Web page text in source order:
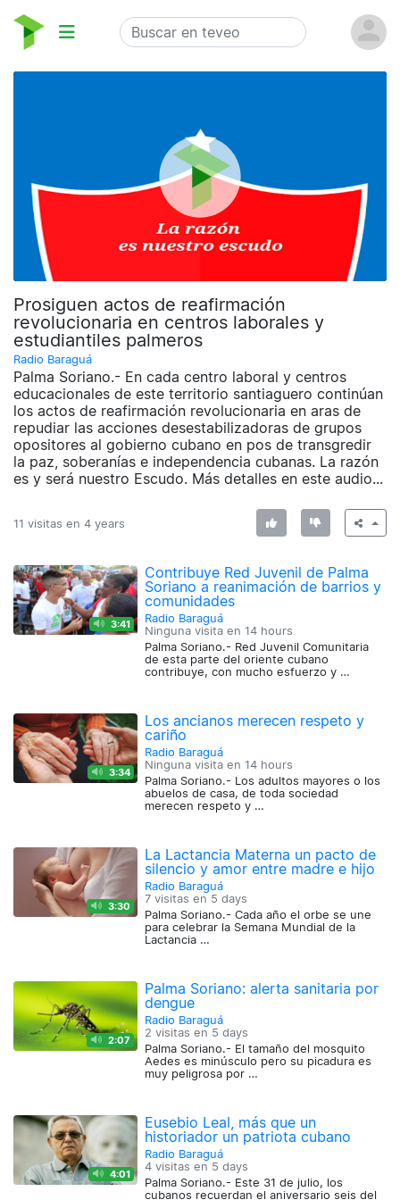
Prosiguen actos de reafirmación
revolucionaria en centros laborales y
estudiantiles palmeros
Radio Baraguá
Palma Soriano.- En cada centro laboral y centros
educacionales de este territorio santiaguero continúan
los actos de reafirmación revolucionaria en aras de
repudiar las acciones desestabilizadoras de grupos
opositores al gobierno cubano en pos de transgredir
la paz, soberanías e independencia cubanas. La razón
es y será nuestro Escudo. Más detalles en este audio...
11 visitas en 4 years
3:41
Contribuye Red Juvenil de Palma
Soriano a reanimación de barrios y
comunidades
Radio Baraguá
Ninguna visita en 14 hours
Palma Soriano.- Red Juvenil Comunitaria
de esta parte del oriente cubano
contribuye, con mucho esfuerzo y …
3:34
Los ancianos merecen respeto y
cariño
Radio Baraguá
Ninguna visita en 14 hours
Palma Soriano.- Los adultos mayores o los
abuelos de casa, de toda sociedad
merecen respeto y …
3:30
La Lactancia Materna un pacto de
silencio y amor entre madre e hijo
Radio Baraguá
7 visitas en 5 days
Palma Soriano.- Cada año el orbe se une
para celebrar la Semana Mundial de la
Lactancia …
2:07
Palma Soriano: alerta sanitaria por
dengue
Radio Baraguá
2 visitas en 5 days
Palma Soriano.- El tamaño del mosquito
Aedes es minúsculo pero su picadura es
muy peligrosa por …
4:01
Eusebio Leal, más que un
historiador un patriota cubano
Radio Baraguá
4 visitas en 5 days
Palma Soriano.- Este 31 de julio, los
cubanos recuerdan el aniversario seis del